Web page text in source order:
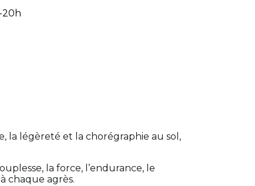
20h
la légèreté et la chorégraphie au sol,
la force, l’endurance, le
chaque agrès.